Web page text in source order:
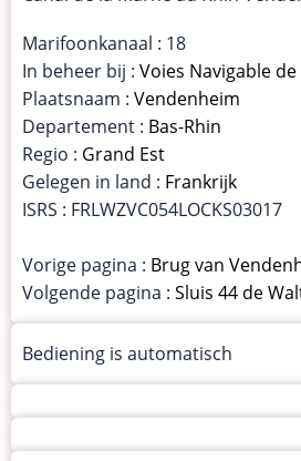
Marifoonkanaal : 18
In beheer bij : Voies Navigable de
Plaatsnaam : Vendenheim
Departement : Bas-Rhin
Regio : Grand Est
Gelegen in land : Frankrijk
ISRS : FRLWZVC054LOCKS03017
Vorige pagina : Brug van
Volgende pagina : Sluis 44 de
Bediening is automatisch